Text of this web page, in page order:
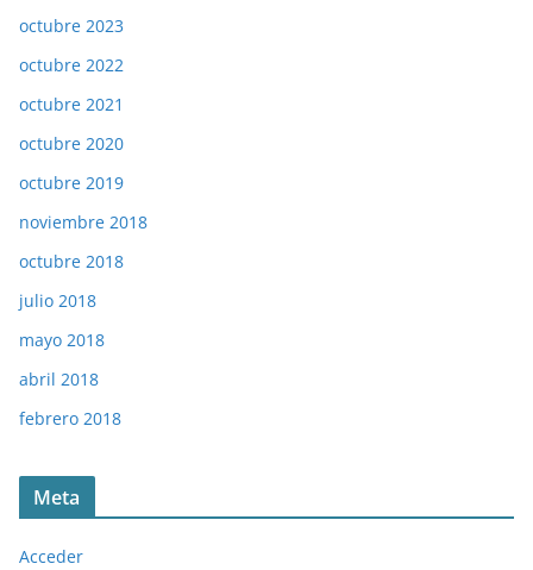
octubre 2023
octubre 2022
octubre 2021
octubre 2020
octubre 2019
noviembre 2018
octubre 2018
julio 2018
mayo 2018
abril 2018
febrero 2018
Meta
Acceder